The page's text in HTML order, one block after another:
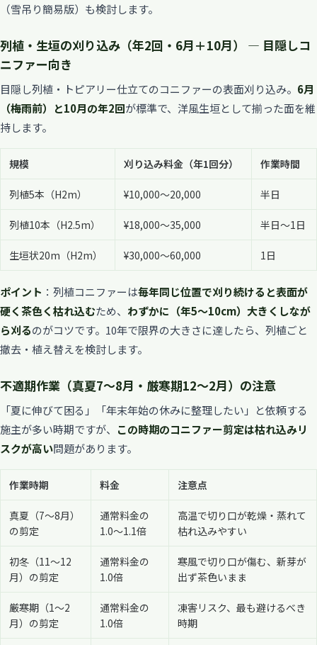
（雪吊り簡易版）も検討します。
列植・生垣の刈り込み（年2回・6月＋10月） — 目隠しコ
ニファー向き
目隠し列植・トピアリー仕立てのコニファーの表面刈り込み。 6月
（梅雨前）と10月の年2回が標準で、洋風生垣として揃った面を維
持します。
規模 刈り込み料金（年1回分） 作業時間
列植5本（H2m） ¥10,000〜20,000 半日
列植10本（H2.5m） ¥18,000〜35,000 半日〜1日
生垣状20m（H2m） ¥30,000〜60,000 1日
ポイント ：列植コニファーは毎年同じ位置で刈り続けると表面が
硬く茶色く枯れ込むため、 わずかに（年5〜10cm）大きくしなが
ら刈るのがコツです。10年で限界の大きさに達したら、列植ごと
撤去・植え替えを検討します。
不適期作業（真夏7〜8月・厳寒期12〜2月）の注意
「夏に伸びて困る」「年末年始の休みに整理したい」と依頼する
施主が多い時期ですが、 この時期のコニファー剪定は枯れ込みリ
スクが高い問題があります。
作業時期 料金 注意点
真夏（7〜8月）
の剪定
通常料金の
1.0〜1.1倍
高温で切り口が乾燥・蒸れて
枯れ込みやすい
初冬（11〜12
月）の剪定
通常料金の
1.0倍
寒風で切り口が傷む、新芽が
出ず茶色いまま
厳寒期（1〜2
月）の剪定
通常料金の
1.0倍
凍害リスク、最も避けるべき
時期